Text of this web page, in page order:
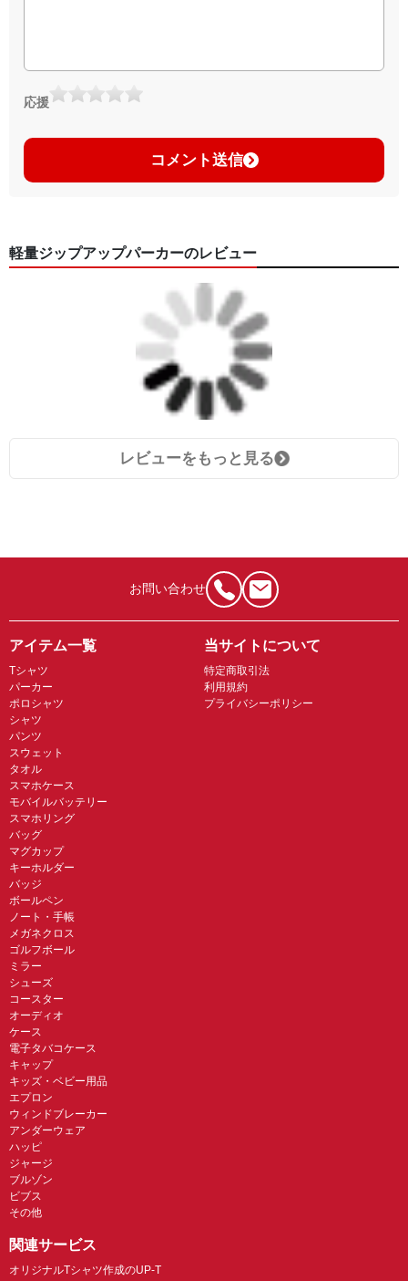
応援
コメント送信
軽量ジップアップパーカーのレビュー
レビューをもっと見る
お問い合わせ
アイテム一覧
Tシャツ
パーカー
ポロシャツ
シャツ
パンツ
スウェット
タオル
スマホケース
モバイルバッテリー
スマホリング
バッグ
マグカップ
キーホルダー
バッジ
ボールペン
ノート・手帳
メガネクロス
ゴルフボール
ミラー
シューズ
コースター
オーディオ
ケース
電子タバコケース
キャップ
キッズ・ベビー用品
エプロン
ウィンドブレーカー
アンダーウェア
ハッピ
ジャージ
ブルゾン
ビブス
その他
当サイトについて
特定商取引法
利用規約
プライバシーポリシー
関連サービス
オリジナルTシャツ作成のUP-T